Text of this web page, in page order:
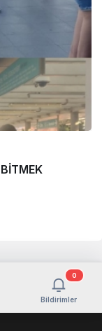
Bildirimler
0